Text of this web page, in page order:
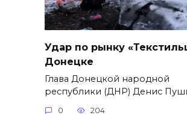
Удар по рынку
Донецке
Глава Донецкой народной
республики (ДНР) Денис
0 204